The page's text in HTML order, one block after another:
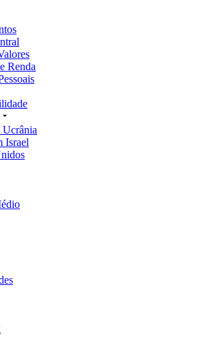
Renda
Ucrânia
Israel